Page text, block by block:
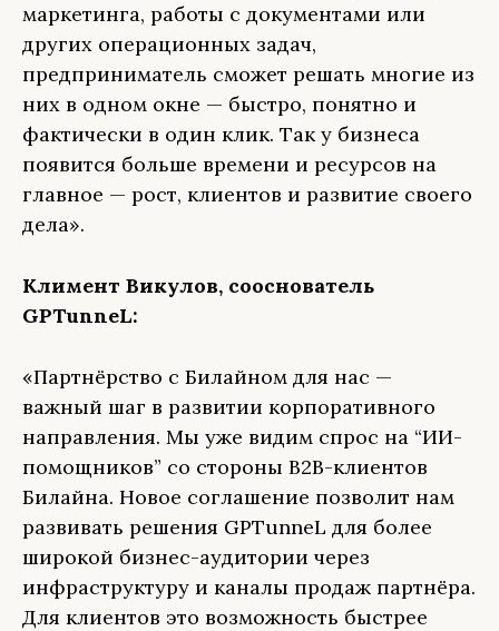
маркетинга, работы с документами или
других операционных задач,
предприниматель сможет решать многие из
них в одном окне — быстро, понятно и
фактически в один клик. Так у бизнеса
появится больше времени и ресурсов на
главное — рост, клиентов и развитие своего
дела».
Климент Викулов, сооснователь
GPTunneL:
«Партнёрство с Билайном для нас —
важный шаг в развитии корпоративного
направления. Мы уже видим спрос на “ИИ-
помощников” со стороны B2B-клиентов
Билайна. Новое соглашение позволит нам
развивать решения GPTunneL для более
широкой бизнес-аудитории через
инфраструктуру и каналы продаж партнёра.
Для клиентов это возможность быстрее